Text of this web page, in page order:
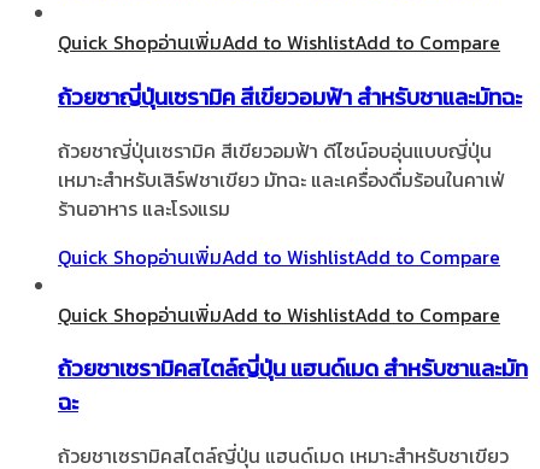
Quick Shopอ่านเพิ่มAdd to WishlistAdd to Compare
ถ้วยชาญี่ปุ่นเซรามิค สีเขียวอมฟ้า สำหรับชาและมัทฉะ
ถ้วยชาญี่ปุ่นเซรามิค สีเขียวอมฟ้า ดีไซน์อบอุ่นแบบญี่ปุ่น
เหมาะสำหรับเสิร์ฟชาเขียว มัทฉะ และเครื่องดื่มร้อนในคาเฟ่
ร้านอาหาร และโรงแรม
Quick Shopอ่านเพิ่มAdd to WishlistAdd to Compare
Quick Shopอ่านเพิ่มAdd to WishlistAdd to Compare
ถ้วยชาเซรามิคสไตล์ญี่ปุ่น แฮนด์เมด สำหรับชาและมัท
ฉะ
ถ้วยชาเซรามิคสไตล์ญี่ปุ่น แฮนด์เมด เหมาะสำหรับชาเขียว